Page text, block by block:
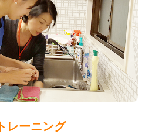
トレーニング